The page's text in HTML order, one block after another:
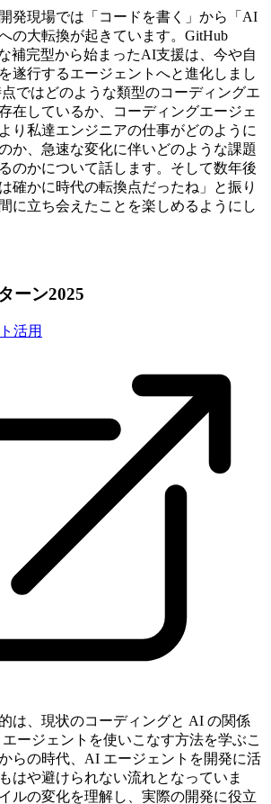
発現場では「コードを書く」から「AI
の大転換が起きています。GitHub
補完型から始まったAI支援は、今や自
遂行するエージェントへと進化しまし
点ではどのような類型のコーディングエ
在しているか、コーディングエージェ
り私達エンジニアの仕事がどのように
か、急速な変化に伴いどのような課題
のかについて話します。そして数年後
確かに時代の転換点だったね」と振り
に立ち会えたことを楽しめるようにし
ーン2025
活用
は、現状のコーディングと AI の関係
ージェントを使いこなす方法を学ぶこ
らの時代、AI エージェントを開発に活
はや避けられない流れとなっていま
ルの変化を理解し、実際の開発に役立